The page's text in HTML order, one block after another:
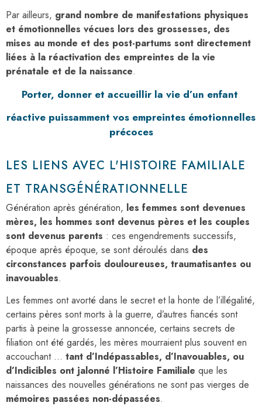
Par ailleurs, grand nombre de manifestations physiques
et émotionnelles vécues lors des grossesses, des
mises au monde et des post-partums sont directement
liées à la réactivation des empreintes de la vie
prénatale et de la naissance.
Porter, donner et accueillir la vie d’un enfant
réactive puissamment vos empreintes émotionnelles
précoces
LES LIENS AVEC L'HISTOIRE FAMILIALE
ET TRANSGÉNÉRATIONNELLE
Génération après génération, les femmes sont devenues
mères, les hommes sont devenus pères et les couples
sont devenus parents : ces engendrements successifs,
époque après époque, se sont déroulés dans des
circonstances parfois douloureuses, traumatisantes ou
inavouables.
Les femmes ont avorté dans le secret et la honte de l’illégalité,
certains pères sont morts à la guerre, d’autres fiancés sont
partis à peine la grossesse annoncée, certains secrets de
filiation ont été gardés, les mères mourraient plus souvent en
accouchant … tant d’Indépassables, d’Inavouables, ou
d’Indicibles ont jalonné l’Histoire Familiale que les
naissances des nouvelles générations ne sont pas vierges de
mémoires passées non-dépassées.